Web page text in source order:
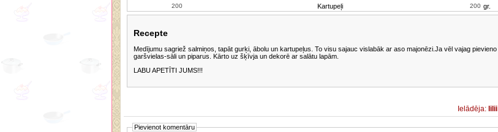
Kartupeļi
gr.
Recepte
Medījumu sagriež salmiņos, tapāt gurķi, ābolu un kartupeļus. To visu sajauc vislabāk ar aso majonēzi.Ja vēl vajag pievieno
garšvielas-sāli un piparus. Kārto uz šķīvja un dekorē ar salātu lapām.
LABU APETĪTI JUMS!!!
Ielādēja: lilii
Pievienot komentāru